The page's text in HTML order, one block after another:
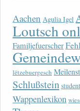
Aachen Agulia Igel
Loutsch
Familjefuerscher
lëtzebuergesch
Schlußstein
Wappenlexikon